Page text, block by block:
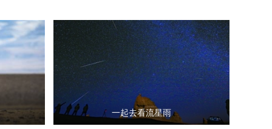
一起去看流星雨